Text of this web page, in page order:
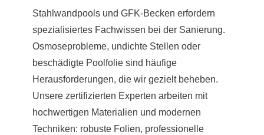
Stahlwandpools und GFK-Becken erfordern
spezialisiertes Fachwissen bei der Sanierung.
Osmoseprobleme, undichte Stellen oder
beschädigte Poolfolie sind häufige
Herausforderungen, die wir gezielt beheben.
Unsere zertifizierten Experten arbeiten mit
hochwertigen Materialien und modernen
Techniken: robuste Folien, professionelle